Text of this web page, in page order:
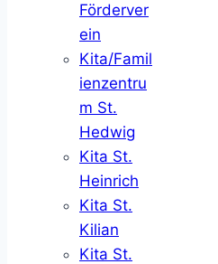
Förderver
ein
Kita/Famil
ienzentru
m St.
Hedwig
Kita St.
Heinrich
Kita St.
Kilian
Kita St.